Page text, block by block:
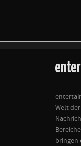
Welt
bringen